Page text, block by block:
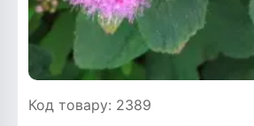
Код товару: 2389